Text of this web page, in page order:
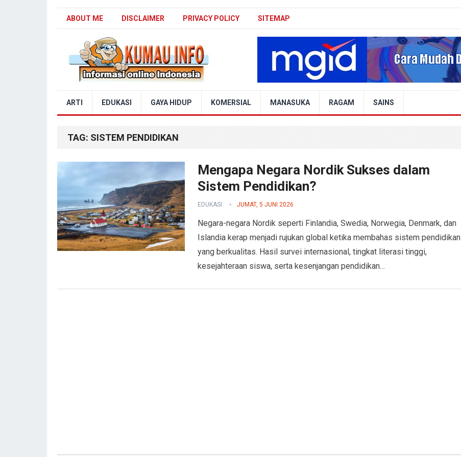
ABOUT ME DISCLAIMER PRIVACY POLICY SITEMAP
ARTI EDUKASI GAYA HIDUP KOMERSIAL MANASUKA RAGAM SAINS
TAG: SISTEM PENDIDIKAN
Mengapa Negara Nordik Sukses dalam
Sistem Pendidikan?
EDUKASI JUMAT, 5 JUNI 2026
Negara-negara Nordik seperti Finlandia, Swedia, Norwegia, Denmark, dan
Islandia kerap menjadi rujukan global ketika membahas sistem pendidikan
yang berkualitas. Hasil survei internasional, tingkat literasi tinggi,
kesejahteraan siswa, serta kesenjangan pendidikan…